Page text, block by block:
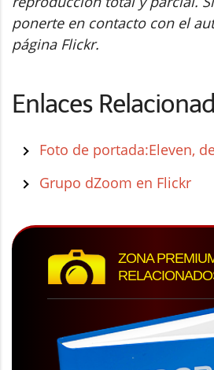
ponerte en contacto con el
página Flickr.
Enlaces
Foto de portada:Eleven,
Grupo dZoom en Flickr
ZONA